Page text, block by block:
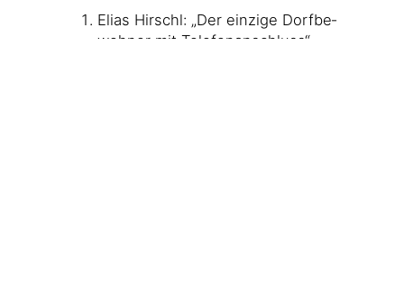
Eli­as Hirschl: „Der ein­zi­ge Dorf­be­
woh­ner mit Tele­fon­an­schluss“.